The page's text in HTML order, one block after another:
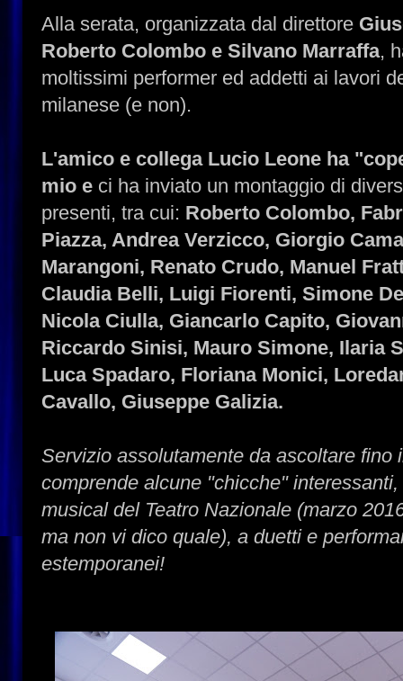
Alla serata, organizzata dal direttore
Roberto Colombo e Silvano Marraffa,
moltissimi performer ed addetti ai lavori
milanese (e non).
L'amico e collega Lucio Leone ha
mio e ci ha inviato un montaggio di
presenti, tra cui: Roberto Colombo,
Piazza, Andrea Verzicco, Giorgio
Marangoni, Renato Crudo, Manuel
Claudia Belli, Luigi Fiorenti, Simone
Nicola Ciulla, Giancarlo Capito,
Riccardo Sinisi, Mauro Simone, Ilaria
Luca Spadaro, Floriana Monici,
Cavallo, Giuseppe Galizia.
Servizio assolutamente da ascoltare fino
comprende alcune "chicche"
musical del Teatro Nazionale (marzo
ma non vi dico quale), a duetti e
estemporanei!